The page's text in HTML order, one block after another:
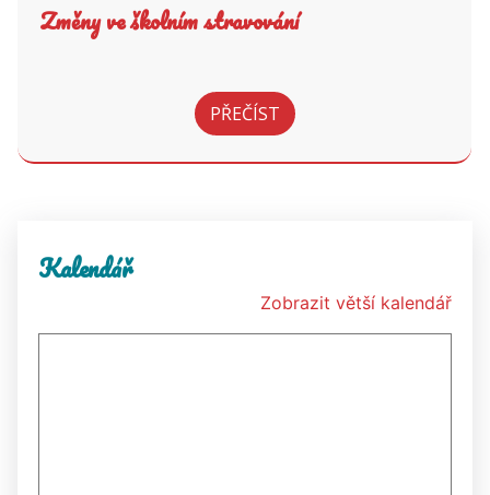
Změny ve školním stravování
PŘEČÍST
Kalendář
Zobrazit větší kalendář